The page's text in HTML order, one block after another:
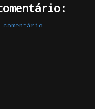
comentário